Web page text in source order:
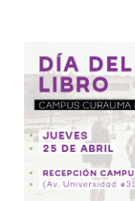
Estudiantes
Académicos
Funcionarios
Alumni